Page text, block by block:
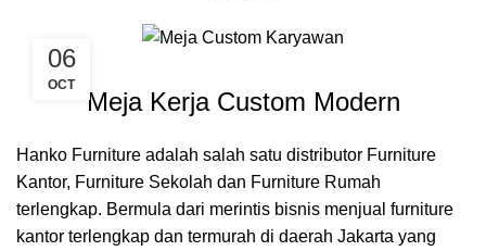
06
OCT
Meja Kerja Custom Modern
Hanko Furniture adalah salah satu distributor Furniture
Kantor, Furniture Sekolah dan Furniture Rumah
terlengkap. Bermula dari merintis bisnis menjual furniture
kantor terlengkap dan termurah di daerah Jakarta yang